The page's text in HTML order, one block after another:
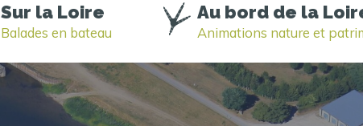
Sur la Loire
Balades en bateau
Au bord de la
Animations nature et